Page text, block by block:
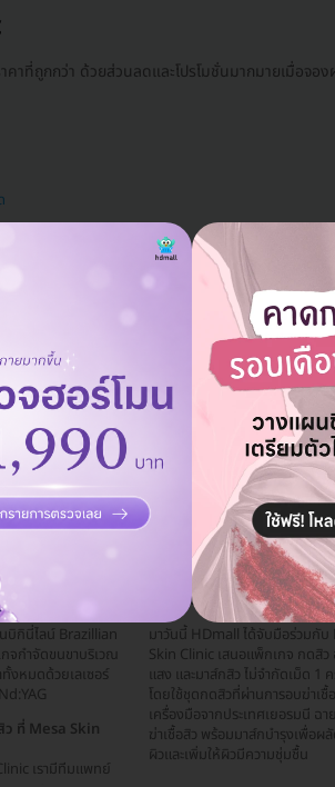
คาที่ถูกกว่า ด้วยส่วนลดและโปรโมชั่นมากมายเมื่อ
ดมินพร้อมดูแลคุณทุกวันทางไลน์
คุยกับแอดมิน ฟรี!
ะมากสำหรับคนที่มีขน
มีรากขนที่ลึก
Skin Clinic ยังมี
บิกินี่ไลน์ Brazillian
จกำจัดขนขาบริเวณ
ทั้งหมดด้วยเลเซอร์
ว ที่ Mesa Skin
เรามีทีมแพทย์
เฉพาะทางด้านผิวหนัง ที่สามารถ
สิวผด สิวเรื้อรัง ด้วยการตรวจเชื้
หาสาเหตุที่ก่อให้เกิดสิว
มาวันนี้ HDmall ได้จับมือร่วมกับ
Skin Clinic เสนอแพ็กเกจ กดสิว
แสง และมาส์กสิว ไม่จำกัดเม็ด 1
โดยใช้ชุดกดสิวที่ผ่านการอบฆ่าเชื้
เครื่องมือจากประเทศเยอรมนี ฉา
ฆ่าเชื้อสิว พร้อมมาส์กบำรุงเพื่อผ
ผิวและเพิ่มให้ผิวมีความชุ่มชื้น